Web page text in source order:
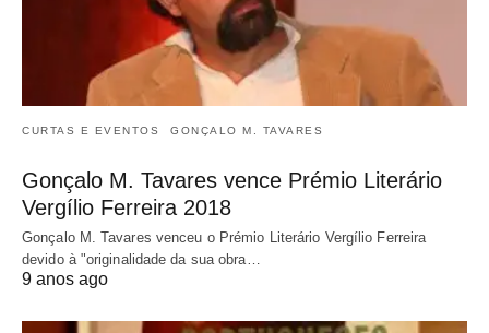
CURTAS E EVENTOS GONÇALO M. TAVARES
Gonçalo M. Tavares vence Prémio Literário
Vergílio Ferreira 2018
Gonçalo M. Tavares venceu o Prémio Literário Vergílio Ferreira
devido à "originalidade da sua obra…
9 anos ago